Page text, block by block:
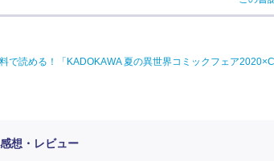
読める！「KADOKAWA 夏の異世界コミックフェア
想・レビュー